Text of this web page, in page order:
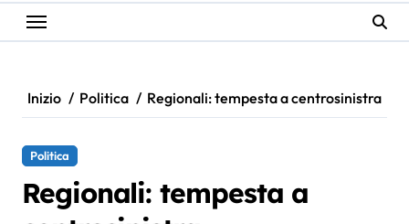
Inizio Politica Regionali: tempesta a centrosinistra
Politica
Regionali: tempesta a